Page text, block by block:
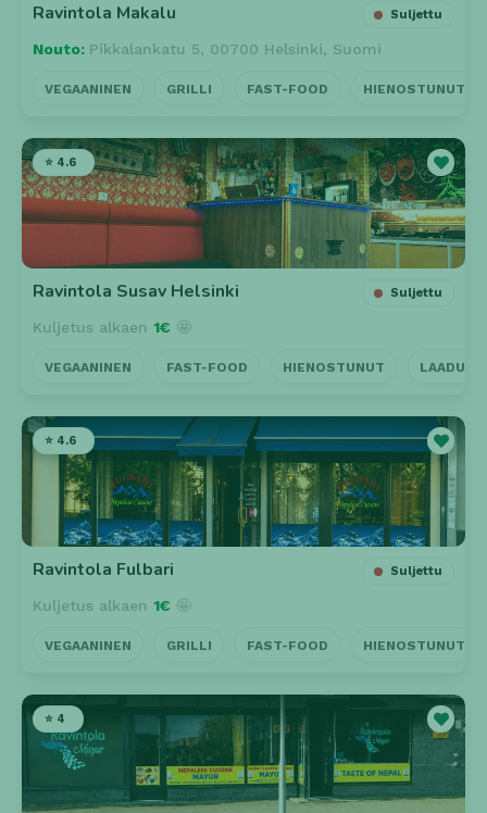
Ravintola Makalu Suljettu
Nouto: Pikkalankatu 5, 00700 Helsinki, Suomi
VEGAANINEN GRILLI FAST-FOOD HIENOSTUNUT
⭐ 4.6
Ravintola Susav Helsinki Suljettu
Kuljetus alkaen 1€ 🤩
VEGAANINEN FAST-FOOD HIENOSTUNUT
⭐ 4.6
Ravintola Fulbari Suljettu
Kuljetus alkaen 1€ 🤩
VEGAANINEN GRILLI FAST-FOOD HIENOSTUNUT
⭐ 4